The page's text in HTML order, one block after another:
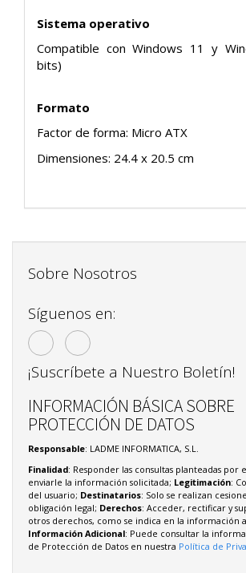
Sistema operativo
Compatible con Windows 11 y
bits)
Formato
Factor de forma: Micro ATX
Dimensiones: 24.4 x 20.5 cm
Sobre Nosotros
Síguenos en:
¡Suscríbete a Nuestro Boletín!
INFORMACIÓN BÁSICA SOBRE
PROTECCIÓN DE DATOS
Responsable: LADME INFORMATICA, S.L.
Finalidad: Responder las consultas planteadas por
enviarle la información solicitada; Legitimación:
del usuario; Destinatarios: Solo se realizan
obligación legal; Derechos: Acceder, rectificar y
otros derechos, como se indica en la información
Información Adicional: Puede consultar la
de Protección de Datos en nuestra Política de